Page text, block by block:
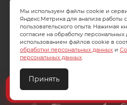
СОГЛАСИЕ НА ОБРАБОТКУ
ПОЛИТИКА ОБРАБОТКИ
2026 © ООО
Мы используем файлы cookie и
Яндекс.Метрика для анализа работы
пользовательского опыта. Нажимая
согласие на обработку персональных
использованием файлов cookie в
обработки персональных данных и
персональных данных.
Принять